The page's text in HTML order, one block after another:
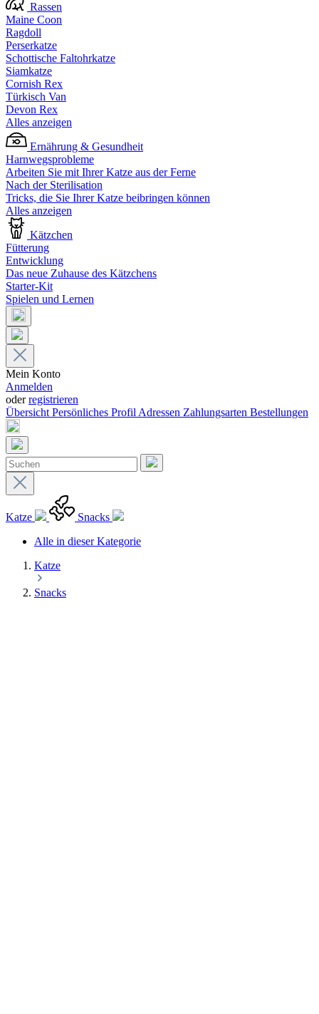
Rassen
Maine Coon
Ragdoll
Perserkatze
Schottische Faltohrkatze
Siamkatze
Cornish Rex
Türkisch Van
Devon Rex
Alles anzeigen
Ernährung & Gesundheit
Harnwegsprobleme
Arbeiten Sie mit Ihrer Katze aus der Ferne
Nach der Sterilisation
Tricks, die Sie Ihrer Katze beibringen können
Alles anzeigen
Kätzchen
Fütterung
Entwicklung
Das neue Zuhause des Kätzchens
Starter-Kit
Spielen und Lernen
Mein Konto
Anmelden
oderregistrieren
Übersicht Persönliches Profil Adressen Zahlungsarten Bestellungen
Katze
Snacks
Alle in dieser Kategorie
Katze
Snacks